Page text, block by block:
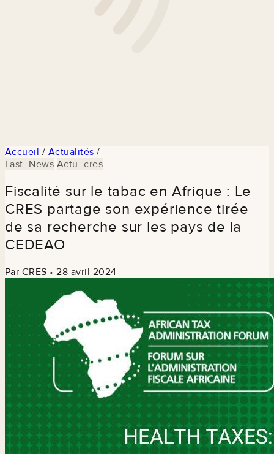
Accueil / Actualités /
Last_News Actu_cres
Fiscalité sur le tabac en Afrique : Le
CRES partage son expérience tirée
de sa recherche sur les pays de la
CEDEAO
Par CRES • 28 avril 2024